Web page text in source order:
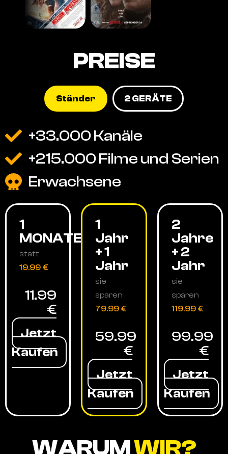
PREISE
Ständer 2 GERÄTE
+33.000 Kanäle
+215.000 Filme und Serien
Erwachsene
1
MONATE
statt
19.99 €
11.99
€
Jetzt
Kaufen
1
Jahr
+ 1
Jahr
sie
sparen
79.99 €
59.99
€
Jetzt
Kaufen
2
Jahre
+ 2
Jahr
sie
sparen
119.99 €
99.99
€
Jetzt
Kaufen
WARUMWIR?